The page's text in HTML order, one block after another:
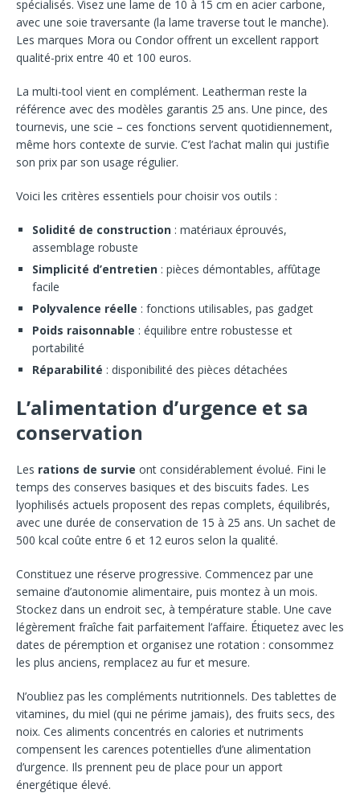
spécialisés. Visez une lame de 10 à 15 cm en acier carbone,
avec une soie traversante (la lame traverse tout le manche).
Les marques Mora ou Condor offrent un excellent rapport
qualité-prix entre 40 et 100 euros.
La multi-tool vient en complément. Leatherman reste la
référence avec des modèles garantis 25 ans. Une pince, des
tournevis, une scie – ces fonctions servent quotidiennement,
même hors contexte de survie. C’est l’achat malin qui justifie
son prix par son usage régulier.
Voici les critères essentiels pour choisir vos outils :
Solidité de construction : matériaux éprouvés,
assemblage robuste
Simplicité d’entretien : pièces démontables, affûtage
facile
Polyvalence réelle : fonctions utilisables, pas gadget
Poids raisonnable : équilibre entre robustesse et
portabilité
Réparabilité : disponibilité des pièces détachées
L’alimentation d’urgence et sa
conservation
Les rations de survie ont considérablement évolué. Fini le
temps des conserves basiques et des biscuits fades. Les
lyophilisés actuels proposent des repas complets, équilibrés,
avec une durée de conservation de 15 à 25 ans. Un sachet de
500 kcal coûte entre 6 et 12 euros selon la qualité.
Constituez une réserve progressive. Commencez par une
semaine d’autonomie alimentaire, puis montez à un mois.
Stockez dans un endroit sec, à température stable. Une cave
légèrement fraîche fait parfaitement l’affaire. Étiquetez avec les
dates de péremption et organisez une rotation : consommez
les plus anciens, remplacez au fur et mesure.
N’oubliez pas les compléments nutritionnels. Des tablettes de
vitamines, du miel (qui ne périme jamais), des fruits secs, des
noix. Ces aliments concentrés en calories et nutriments
compensent les carences potentielles d’une alimentation
d’urgence. Ils prennent peu de place pour un apport
énergétique élevé.